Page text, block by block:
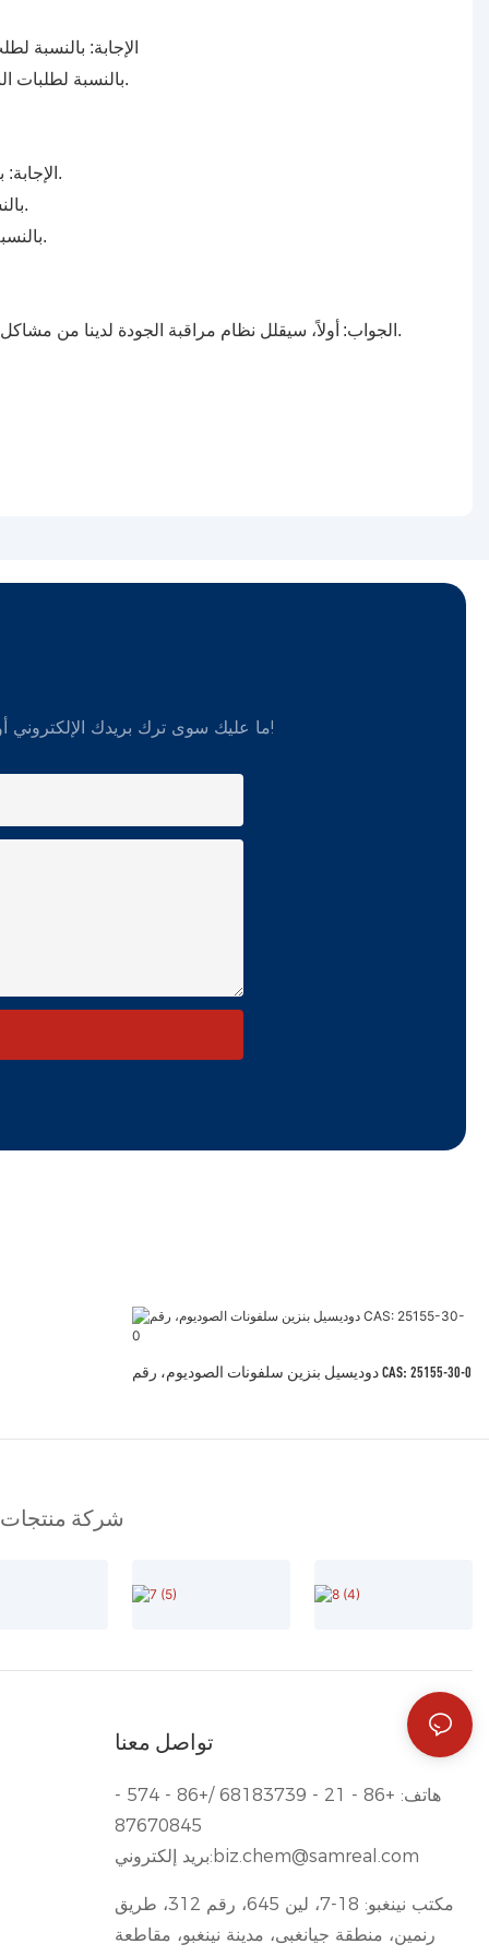
الإجابة: بالنسبة لطلب
بالنسبة لطلبات النقل الجوي أو طلبات التوصيل البحري، فإن الحد الأدنى للكمية عادة ما يكون 25 كيلوغرامًا.
الإجابة: بالنسبة لطلبات التوصيل السريع، يكون وقت التسليم عادةً من 5 إلى 7 أيام عمل.
بالنسبة لطلبات النقل الجوي، عادةً ما يستغرق الأمر حوالي 7 إلى 10 أيام عمل.
بالنسبة لطلبات التوصيل البحري، عادةً ما يستغرق الأمر حوالي 10 إلى 20 يوم عمل.
الجواب: أولاً، سيقلل نظام مراقبة الجودة لدينا من مشاكل الجودة إلى أدنى حد ممكن. في حال وجود مشكلة جودة حقيقية ناتجة عنا، سنرسل إليك بضائع بديلة مجاناً أو نعوضك عن خسارتك.
ما عليك سوى ترك بريدك الإلكتروني أو رقم هاتفك في نموذج الاتصال حتى نتمكن من إرسال عرض أسعار مجاني لمجموعة واسعة من التصميمات!
دوديسيل بنزين سلفونات الصوديوم، رقم CAS: 25155-30-0
شركة منتجات
تواصل معنا
هاتف: +86 - 21 - 68183739 /+86 - 574 -
87670845
بريد إلكتروني: biz.chem@samreal.com
مكتب نينغبو: 18-7، لين 645، رقم 312، طريق
رنمين، منطقة جيانغبى، مدينة نينغبو، مقاطعة